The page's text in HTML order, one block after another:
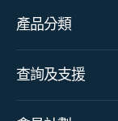
產品分類
查詢及支援